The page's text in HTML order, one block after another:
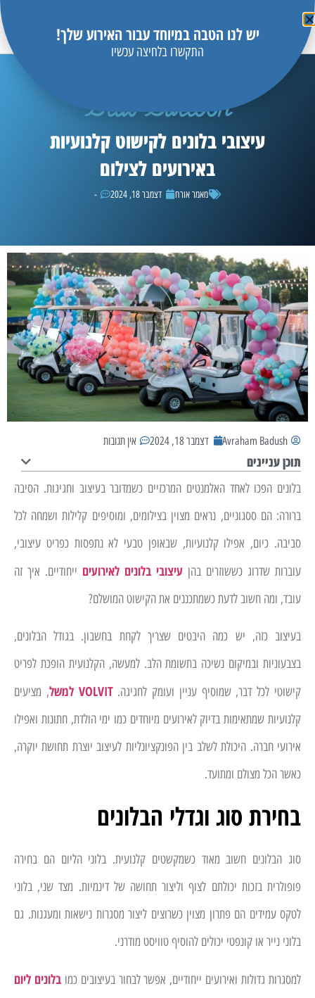
Blue Balloon
עיצובי בלונים לקישוט קלנועיות
באירועים לצילום
מאמר אורח דצמבר 18, 2024 -
Avraham Badush דצמבר 18, 2024 אין תגובות
תוכן עניינים
בלונים הפכו לאחד האלמנטים המרכזיים כשמדובר בעיצוב וחגיגות. הסיבה
ברורה: הם ססגוניים, נראים מצוין בצילומים, ומוסיפים קלילות ושמחה לכל
סביבה. כיום, אפילו קלנועיות, שבאופן טבעי לא נתפסות כפריט עיצובי,
עוברות שדרוג כששוזרים בהן עיצובי בלונים לאירועים ייחודיים. איך זה
עובד, ומה חשוב לדעת כשמתכננים את הקישוט המושלם?
בעיצוב כזה, יש כמה היבטים שצריך לקחת בחשבון. בגודל הבלונים,
בצבעוניות ובמיקום נשיכה בתשומת הלב. למעשה, הקלנועית הופכת לפריט
קישוטי לכל דבר, שמוסיף עניין ועומק לחגיגה.VOLVIT למשל
, מציעים
קלנועיות שמתאימות בדיוק לאירועים מיוחדים כמו ימי הולדת, חתונות ואפילו
אירועי חברה. היכולת לשלב בין הפונקציונליות לעיצוב יוצרת תחושת יוקרה,
כאשר הכל מצולם ומתועד.
בחירת סוג וגדלי הבלונים
סוג הבלונים חשוב מאוד כשמקשטים קלנועית. בלוני הליום הם בחירה
פופולרית בזכות יכולתם לצוף וליצור תחושה של דינמיות. מצד שני, בלוני
לטקס עמידים הם פתרון מצוין כשרוצים ליצור מסגרות נישאות ומעגנות. גם
בלוני נייר או קונפטי יכולים להוסיף טוויסט מודרני.
למסגרות גדולות ואירועים ייחודיים, אפשר לבחור בעיצובים כמובלונים ליום
יש לנו הטבה במיוחד עבור האירוע שלך!
התקשרו בלחיצה עכשיו